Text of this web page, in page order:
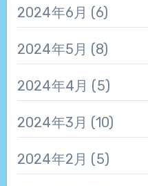
2024年6月 (6)
2024年5月 (8)
2024年4月 (5)
2024年3月 (10)
2024年2月 (5)